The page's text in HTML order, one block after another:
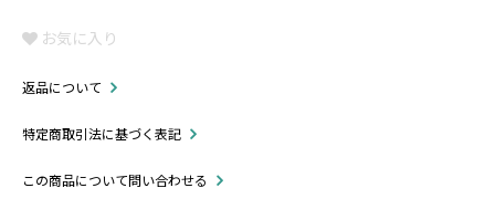
お気に入り
返品について
特定商取引法に基づく表記
この商品について問い合わせる